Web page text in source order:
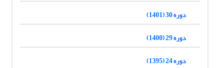
دوره 30 (1401)
دوره 29 (1400)
دوره 24 (1395)